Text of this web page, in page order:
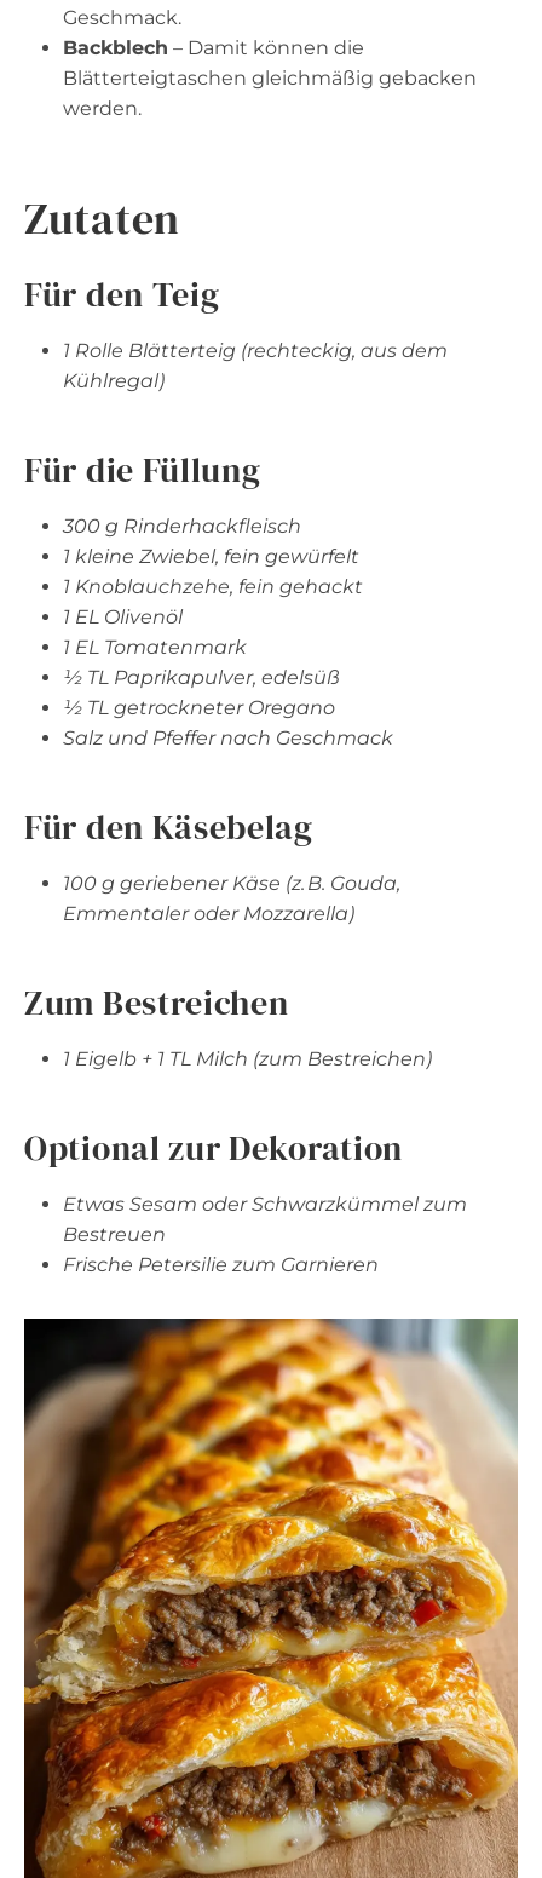
Geschmack.
Backblech – Damit können die
Blätterteigtaschen gleichmäßig gebacken
werden.
Zutaten
Für den Teig
1 Rolle Blätterteig (rechteckig, aus dem
Kühlregal)
Für die Füllung
300 g Rinderhackfleisch
1 kleine Zwiebel, fein gewürfelt
1 Knoblauchzehe, fein gehackt
1 EL Olivenöl
1 EL Tomatenmark
½ TL Paprikapulver, edelsüß
½ TL getrockneter Oregano
Salz und Pfeffer nach Geschmack
Für den Käsebelag
100 g geriebener Käse (z. B. Gouda,
Emmentaler oder Mozzarella)
Zum Bestreichen
1 Eigelb + 1 TL Milch (zum Bestreichen)
Optional zur Dekoration
Etwas Sesam oder Schwarzkümmel zum
Bestreuen
Frische Petersilie zum Garnieren